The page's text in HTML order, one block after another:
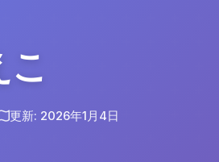
更新: 2026年1月4日